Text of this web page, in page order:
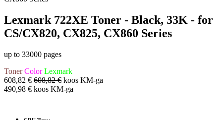
Lexmark 722XE Toner - Black, 33K - for
CS/CX820, CX825, CX860 Series
up to 33000 pages
Toner Color Lexmark
608,82 € 608,82€ koos KM-ga
490,98 € koos KM-ga